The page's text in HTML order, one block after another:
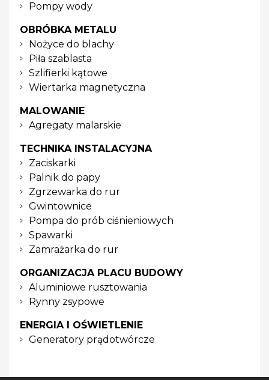
Pompy wody
OBRÓBKA METALU
Nożyce do blachy
Piła szablasta
Szlifierki kątowe
Wiertarka magnetyczna
MALOWANIE
Agregaty malarskie
TECHNIKA INSTALACYJNA
Zaciskarki
Palnik do papy
Zgrzewarka do rur
Gwintownice
Pompa do prób ciśnieniowych
Spawarki
Zamrażarka do rur
ORGANIZACJA PLACU BUDOWY
Aluminiowe rusztowania
Rynny zsypowe
ENERGIA I OŚWIETLENIE
Generatory prądotwórcze